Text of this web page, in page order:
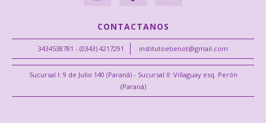
CONTACTANOS
3434538781 - (0343) 4217291 institutoetienot@gmail.com
Sucursal I: 9 de Julio 140 (Paraná) - Sucursal II: Villaguay esq. Perón
(Paraná)